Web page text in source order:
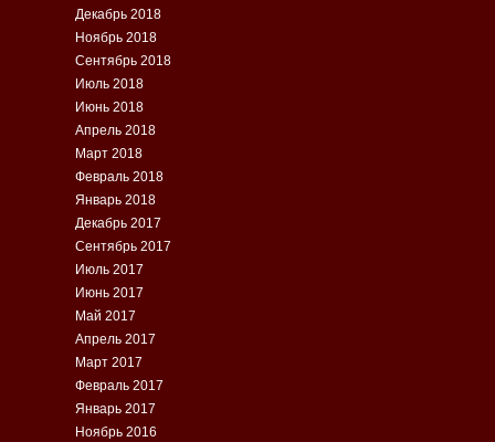
Декабрь 2018
Ноябрь 2018
Сентябрь 2018
Июль 2018
Июнь 2018
Апрель 2018
Март 2018
Февраль 2018
Январь 2018
Декабрь 2017
Сентябрь 2017
Июль 2017
Июнь 2017
Май 2017
Апрель 2017
Март 2017
Февраль 2017
Январь 2017
Ноябрь 2016